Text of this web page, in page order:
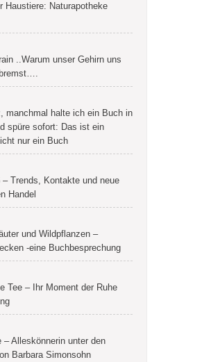
Haustiere: Naturapotheke
..Warum unser Gehirn uns
manchmal halte ich ein Buch in
spüre sofort: Das ist ein
nur ein Buch
– Trends, Kontakte und neue
Handel
und Wildpflanzen –
-eine Buchbesprechung
Tee – Ihr Moment der Ruhe
– Alleskönnerin unter den
Barbara Simonsohn